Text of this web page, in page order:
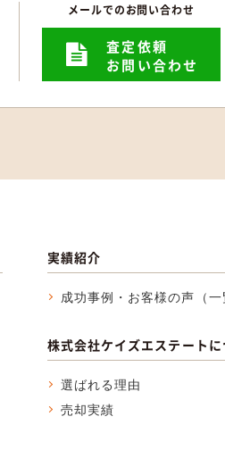
メールでのお問い合わせ
査定依頼
お問い合わせ
実績紹介
成功事例・お客様の声（一
株式会社ケイズエステートに
選ばれる理由
売却実績